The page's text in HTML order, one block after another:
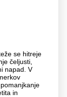
se hitreje
čeljusti,
napad. V
in